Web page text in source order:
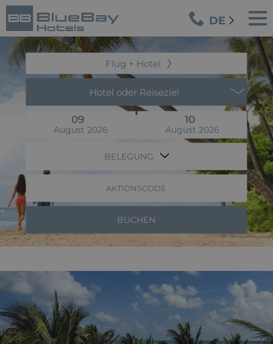
DE
Flug + Hotel
Hotel oder Reiseziel
09
August 2026
10
August 2026
BELEGUNG
AKTIONSCODE
BUCHEN